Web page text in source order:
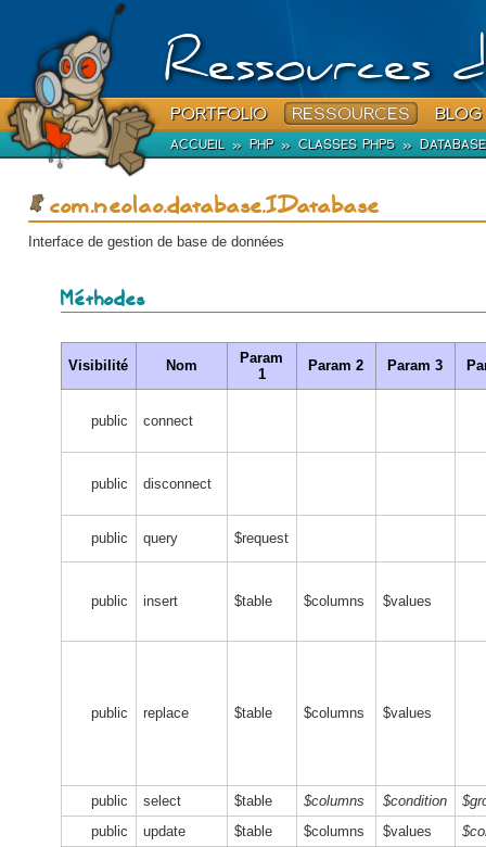
Ressources
PORTFOLIO RESSOURCES BLOG
ACCUEIL » PHP » CLASSES PHP5 » DATABASE
com.neolao.database.IDatabase
Interface de gestion de base de données
Méthodes
Visibilité Nom
Param
1
Param 2 Param 3
public connect
public disconnect
public query $request
public insert $table $columns $values
public replace $table $columns $values
public select $table $columns $condition
public
update $table $columns $values